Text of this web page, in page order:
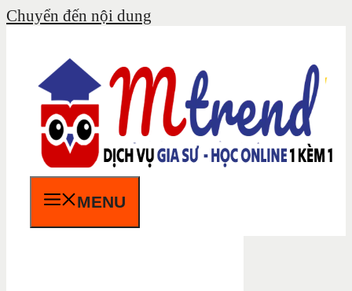
Chuyển đến nội dung
MENU